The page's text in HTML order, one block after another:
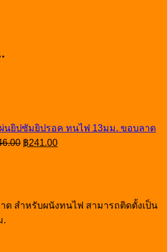
นยิปซัมยิปรอค ทนไฟ 13มม. ขอบลาด
Original
price
฿241.00Current
price
สำหรับผนังทนไฟ สามารถติดตั้งเป็น
.